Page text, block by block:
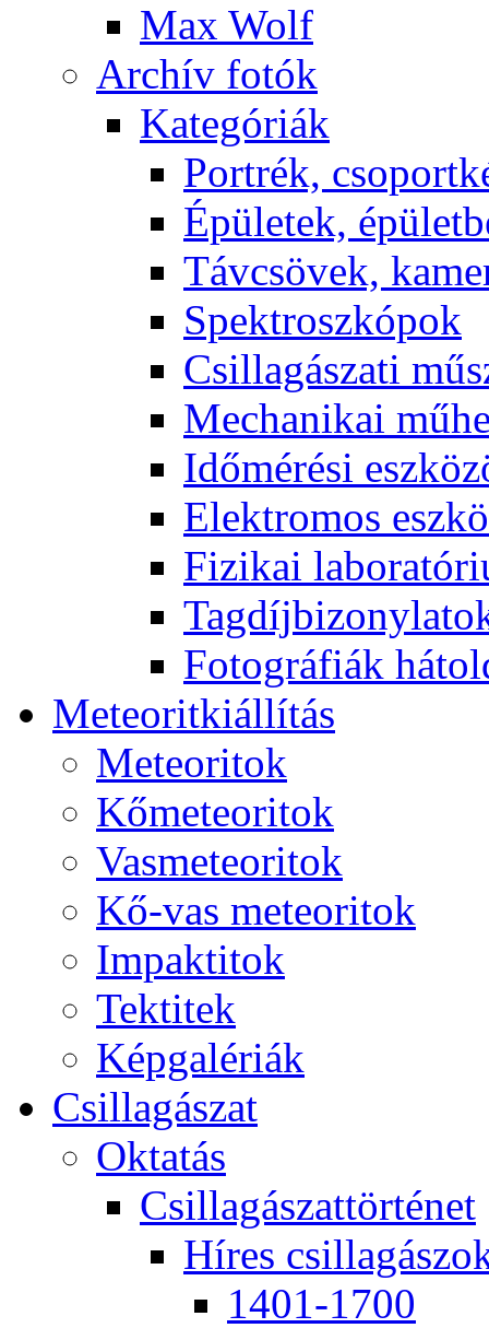
Max Wolf
Ar­chív fo­tók
Ka­te­gó­ri­ák
Port­rék,
Épü­le­tek,
Táv­csö­vek,
Spekt­rosz­kó­pok
Csil­la­gá­sza­ti
Me­cha­ni­kai
Idő­mé­ré­si
Elekt­ro­mos
Fi­zi­kai
Fo­tog­rá­fi­ák
Me­te­o­rit­ki­ál­lí­tás
Me­te­o­ri­tok
Kő­me­te­o­ri­tok
Vas­me­te­o­ri­tok
Kő-vas me­te­o­ri­tok
Imp­ak­ti­tok
Tek­ti­tek
Kép­ga­lé­ri­ák
Csil­la­gá­szat
Ok­ta­tás
Csil­la­gá­szat­tör­té­net
Hí­res
1401-1700